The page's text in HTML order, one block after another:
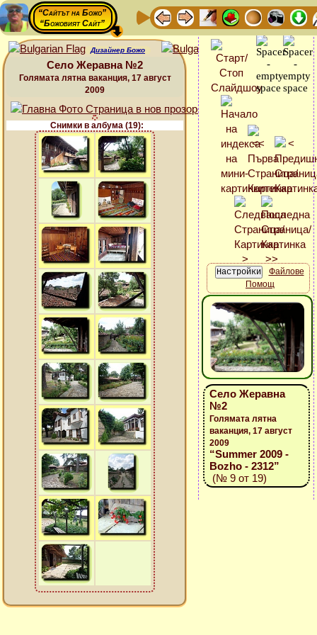
“Сайтът на Божо”
“Божовият Сайт”
Дизайнер Божо
Село Жеравна №2
Голямата лятна ваканция, 17 август
2009
Снимки в албума (19):
Файлове
Помощ
Село Жеравна
№2
Голямата лятна
ваканция, 17 август
2009
“Summer 2009 -
Bozho - 2312”
(№ 9 от 19)